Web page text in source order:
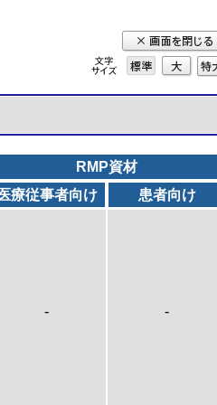
標準 大
特
大
RMP資材
療従事者向け
患者向け
- -